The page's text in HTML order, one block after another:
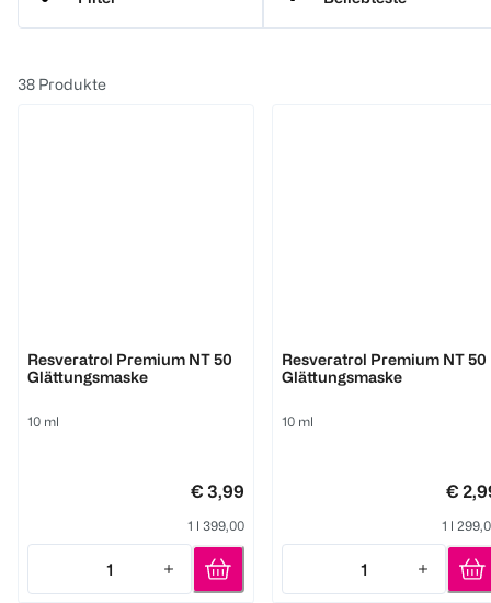
38 Produkte
Resveratrol Premium NT 50
Glättungsmaske
10 ml
€ 3,99
1 l 399,00
1
Quantity: 1
Resveratrol Premium NT 50
Glättungsmaske
10 ml
€
1 l
1
Quantity: 1